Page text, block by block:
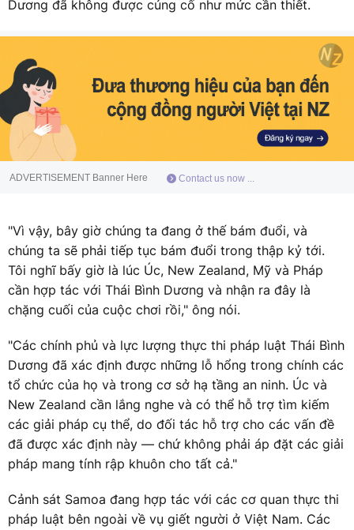
Dương đã không được củng cố như mức cần thiết.
ADVERTISEMENT Banner Here Contact us now ...
"Vì vậy, bây giờ chúng ta đang ở thế bám đuổi, và
chúng ta sẽ phải tiếp tục bám đuổi trong thập kỷ tới.
Tôi nghĩ bấy giờ là lúc Úc, New Zealand, Mỹ và Pháp
cần hợp tác với Thái Bình Dương và nhận ra đây là
chặng cuối của cuộc chơi rồi," ông nói.
"Các chính phủ và lực lượng thực thi pháp luật Thái Bình
Dương đã xác định được những lỗ hổng trong chính các
tổ chức của họ và trong cơ sở hạ tầng an ninh. Úc và
New Zealand cần lắng nghe và có thể hỗ trợ tìm kiếm
các giải pháp cụ thể, do đối tác hỗ trợ cho các vấn đề
đã được xác định này — chứ không phải áp đặt các giải
pháp mang tính rập khuôn cho tất cả."
Cảnh sát Samoa đang hợp tác với các cơ quan thực thi
pháp luật bên ngoài về vụ giết người ở Việt Nam. Các